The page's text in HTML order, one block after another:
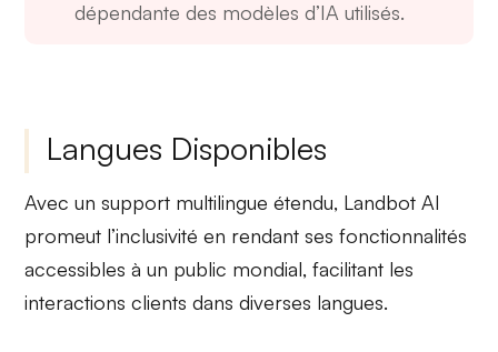
dépendante des modèles d’IA utilisés.
Langues Disponibles
Avec un support multilingue étendu, Landbot AI
promeut l’inclusivité en rendant ses fonctionnalités
accessibles à un public mondial, facilitant les
interactions clients dans diverses langues.